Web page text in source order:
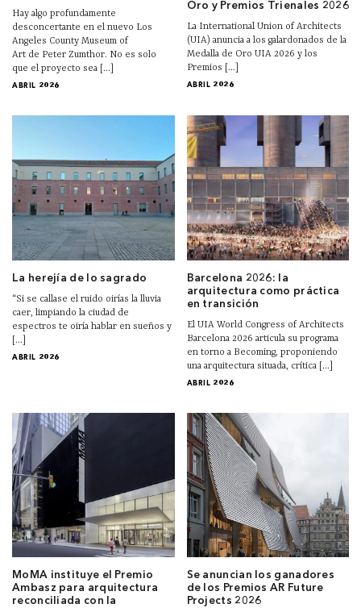
Hay algo profundamente
desconcertante en el nuevo Los
Angeles County Museum of
Art de Peter Zumthor. No es solo
que el proyecto sea [...]
ABRIL 2026
Oro y Premios Trienales 2026
La International Union of Architects
(UIA) anuncia a los galardonados de la
Medalla de Oro UIA 2026 y los
Premios [...]
ABRIL 2026
La herejía de lo sagrado
“Si se callase el ruido oirías la lluvia
caer, limpiando la ciudad de
espectros te oiría hablar en sueños y
[...]
ABRIL 2026
Barcelona 2026: la
arquitectura como práctica
en transición
El UIA World Congress of Architects
Barcelona 2026 articula su programa
en torno a Becoming, proponiendo
una arquitectura situada, crítica [...]
ABRIL 2026
MoMA instituye el Premio
Ambasz para arquitectura
reconciliada con la
Se anuncian los ganadores
de los Premios AR Future
Projects 2026